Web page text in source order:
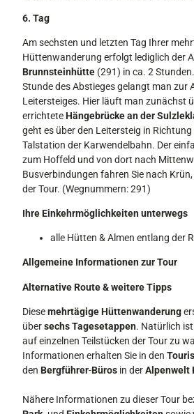
6. Tag
Am sechsten und letzten Tag Ihrer
Hüttenwanderung erfolgt lediglich der
Brunnsteinhütte (291) in ca. 2
Stunde des Abstieges gelangt man zur
Leitersteiges. Hier läuft man zunächst
errich­teteHängebrücke an der
geht es über den Leitersteig in
Talstati­on der Karwendelbahn. Der
zum Hoffeld und von dort nach
Busverbindun­gen fahren Sie nach
der Tour. (Wegnummern: 291)
Ihre Einkehrmöglichkeiten unterwegs
alle Hütten & Almen entlang der
Allgemeine Informationen zur Tour
Alternative Route & weitere Tipps
Diesemehrtägige Hüttenwanderung
übersechs Tagesetappen. Natürlich
auf einzelnen Teilstücken der Tour zu
Informationen erhalten Sie in den
den Bergführer-Büros in derAlpenwelt
Nähere Informationen zu dieser Tour